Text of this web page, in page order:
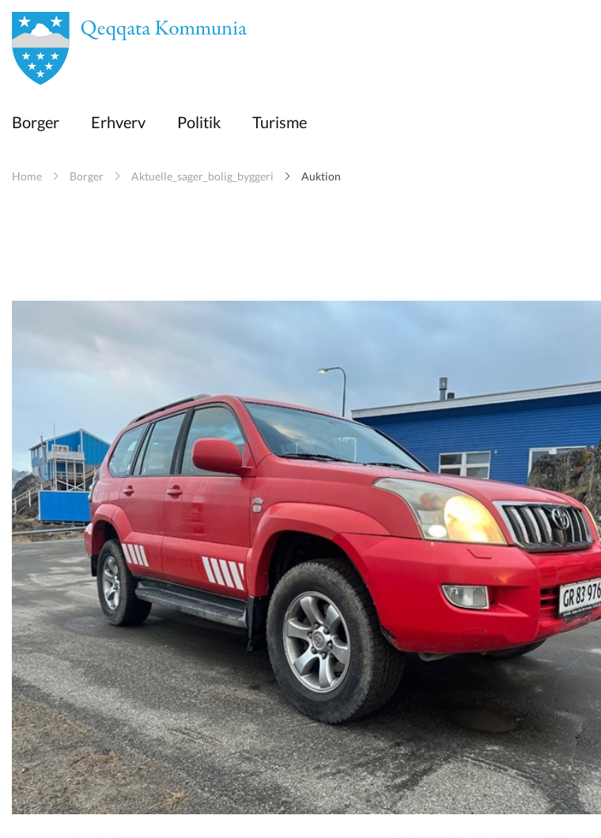
en
Borger
Erhverv
Kommuneplanen
Borger Erhverv Politik Turisme
Home Borger Aktuelle_sager_bolig_byggeri Auktion